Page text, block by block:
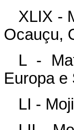
XLIX -
Ocauçu,
L -
Europa e
LI -